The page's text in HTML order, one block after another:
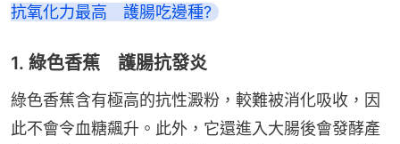
抗氧化力最高　護腸吃邊種?
1. 綠色香蕉 護腸抗發炎
綠色香蕉含有極高的抗性澱粉，較難被消化吸收，因
此不會令血糖飆升。此外，它還進入大腸後會發酵產